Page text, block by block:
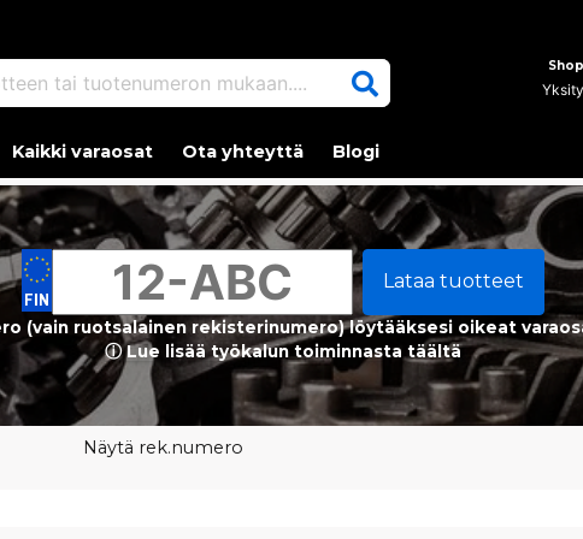
tai tuotenumeron mukaan....
Kaikki varaosat Ota yhteyttä Blogi
Lataa tuotteet
(vain ruotsalainen rekisterinumero) löytääksesi oikeat
ⓘ Lue lisää työkalun toiminnasta täältä
Näytä rek.numero